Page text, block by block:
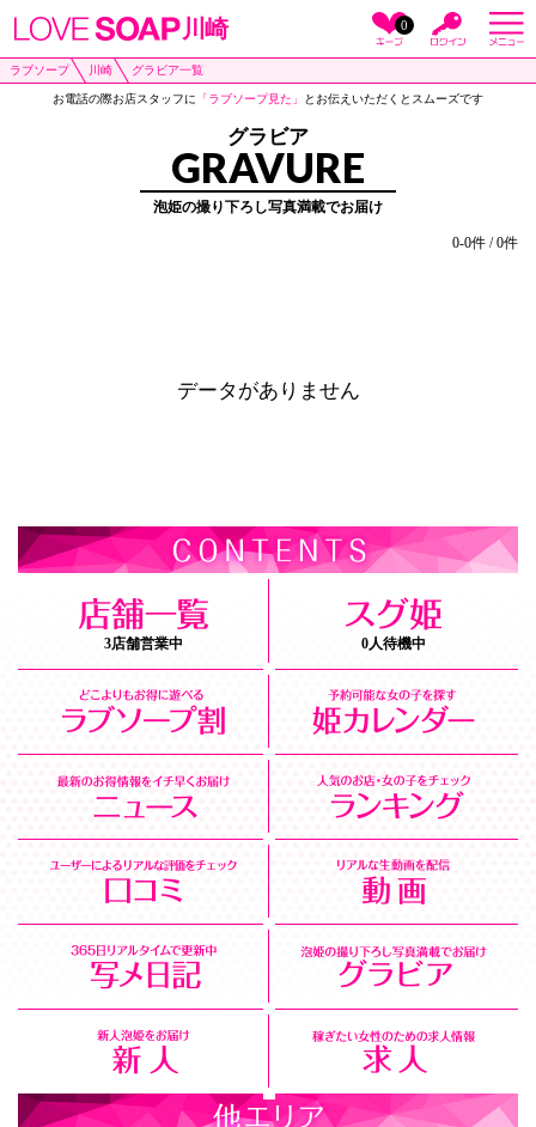
川崎 0
ラブソープ 川崎 グラビア一覧
お電話の際お店スタッフに 「ラブソープ見た」 とお伝えいただくとスムーズです
グラビア
GRAVURE
泡姫の撮り下ろし写真満載でお届け
0-0件 / 0件
データがありません
3店舗営業中 0人待機中